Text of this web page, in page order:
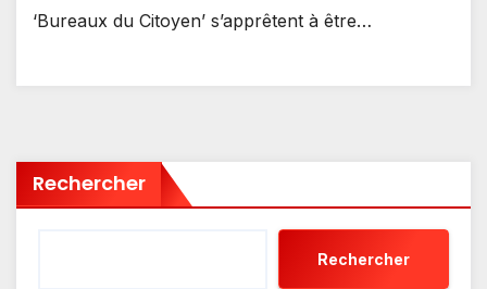
‘Bureaux du Citoyen’ s’apprêtent à être…
Rechercher
Rechercher